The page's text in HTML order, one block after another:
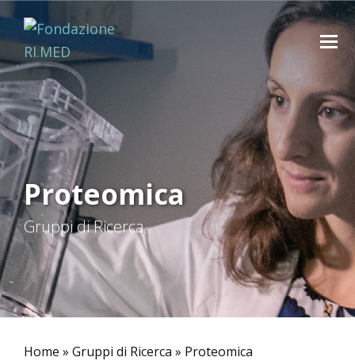
Proteomica
Gruppi di Ricerca
Home » Gruppi di Ricerca » Proteomica